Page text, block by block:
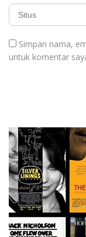
Simpan nama,
untuk komentar